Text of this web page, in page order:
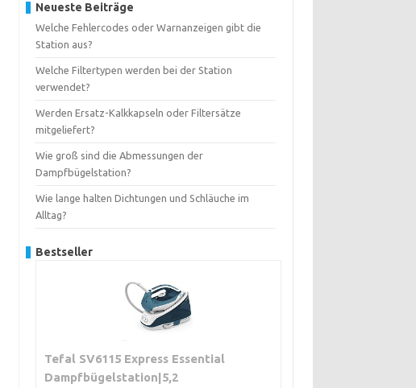
Neueste Beiträge
Welche Fehlercodes oder Warnanzeigen gibt die
Station aus?
Welche Filtertypen werden bei der Station
verwendet?
Werden Ersatz-Kalkkapseln oder Filtersätze
mitgeliefert?
Wie groß sind die Abmessungen der
Dampfbügelstation?
Wie lange halten Dichtungen und Schläuche im
Alltag?
Bestseller
Tefal SV6115 Express Essential
Dampfbügelstation|5,2